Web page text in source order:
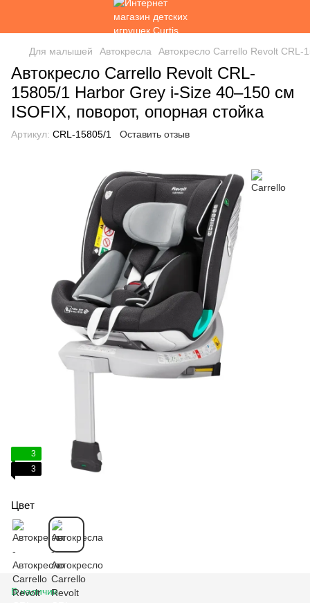
Для малышей Автокресла Автокресло Carrello Revolt CRL-
Автокресло Carrello Revolt CRL-
15805/1 Harbor Grey i-Size 40–150 см
ISOFIX, поворот, опорная стойка
Артикул: CRL-15805/1 Оставить отзыв
3
3
Цвет
В наличии